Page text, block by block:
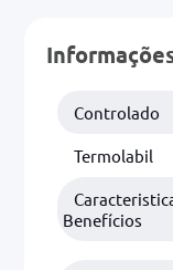
Controlado
Termolabil
Benefícios